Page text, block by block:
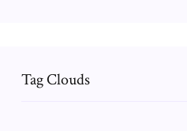
Tag Clouds